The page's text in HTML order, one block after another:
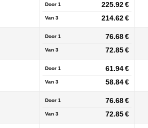
Door 1 225.92 €
Van 3 214.62 €
Door 1 76.68 €
Van 3 72.85 €
Door 1 61.94 €
Van 3 58.84 €
Door 1 76.68 €
Van 3 72.85 €